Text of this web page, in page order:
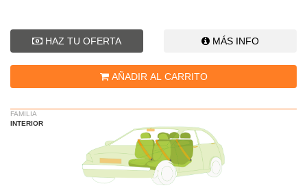
HAZ TU OFERTA MÁS INFO
AÑADIR AL CARRITO
FAMILIA
INTERIOR